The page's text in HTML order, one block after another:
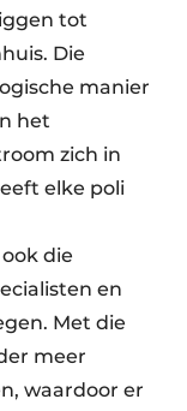
tot
Die
manier
het
zich in
elke poli
die
en
Met die
meer
waardoor er